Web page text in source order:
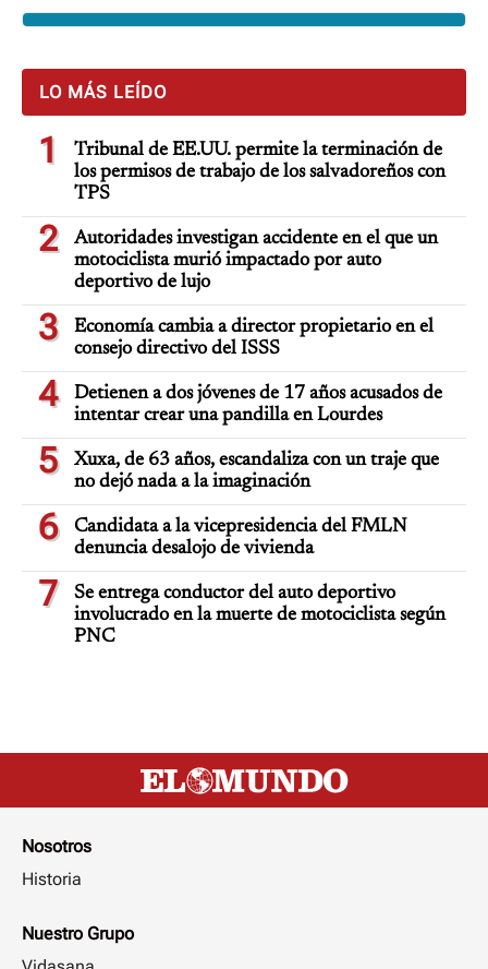
LO MÁS LEÍDO
1
Tribunal de EE.UU. permite la terminación de
los permisos de trabajo de los salvadoreños con
TPS
2
Autoridades investigan accidente en el que un
motociclista murió impactado por auto
deportivo de lujo
3
Economía cambia a director propietario en el
consejo directivo del ISSS
4
Detienen a dos jóvenes de 17 años acusados de
intentar crear una pandilla en Lourdes
5
Xuxa, de 63 años, escandaliza con un traje que
no dejó nada a la imaginación
6
Candidata a la vicepresidencia del FMLN
denuncia desalojo de vivienda
7
Se entrega conductor del auto deportivo
involucrado en la muerte de motociclista según
PNC
Nosotros
Historia
Nuestro Grupo